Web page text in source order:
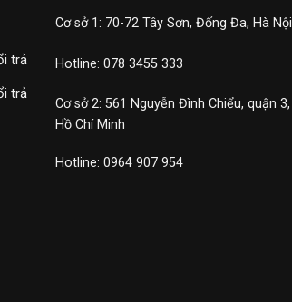
trả
trả
Cơ sở 1: 70-72 Tây Sơn, Đống Đa, Hà Nội
Hotline: 078 3455 333
Cơ sở 2: 561 Nguyễn Đình Chiểu, quận 3,
Hồ Chí Minh
Hotline: 0964 907 954